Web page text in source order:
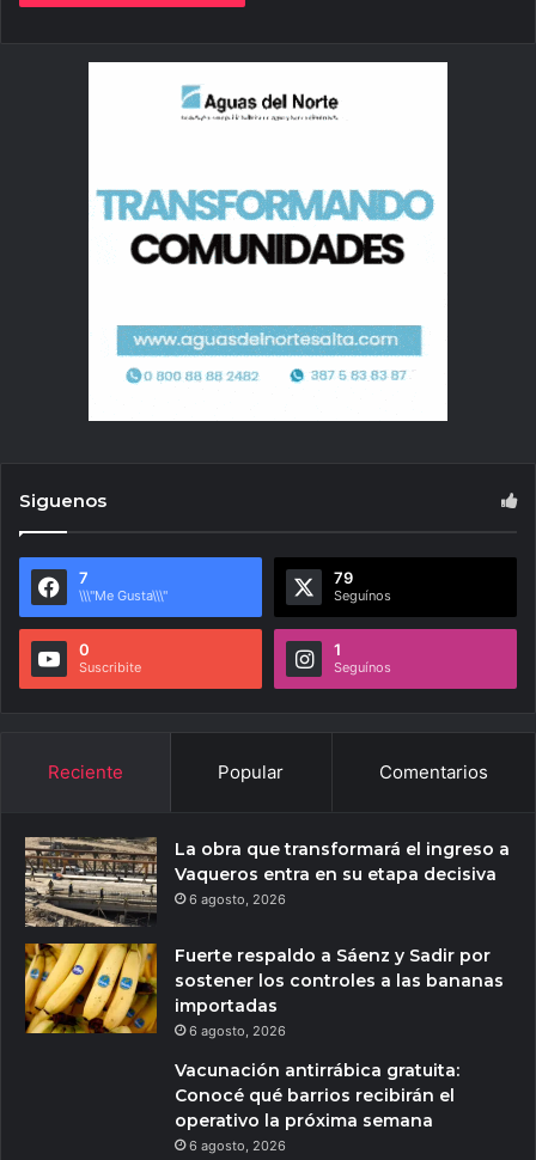
Siguenos
7
\\\"Me Gusta\\\"
79
Seguínos
0
Suscribite
1
Seguínos
Reciente Popular Comentarios
La obra que transformará el ingreso a
Vaqueros entra en su etapa decisiva
6 agosto, 2026
Fuerte respaldo a Sáenz y Sadir por
sostener los controles a las bananas
importadas
6 agosto, 2026
Vacunación antirrábica gratuita:
Conocé qué barrios recibirán el
operativo la próxima semana
6 agosto, 2026